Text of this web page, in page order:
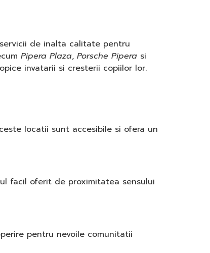
de inalta calitate pentru
Pipera Plaza, Porsche Pipera si
invatarii si cresterii copiilor lor.
locatii sunt accesibile si ofera un
facil oferit de proximitatea sensului
pentru nevoile comunitatii